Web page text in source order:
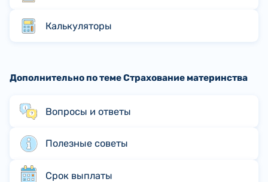
Калькуляторы
Дополнительно по теме Страхование материнства
Вопросы и ответы
Полезные советы
Срок выплаты